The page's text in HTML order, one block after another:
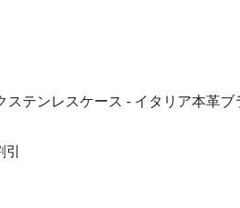
ステンレスケース - イタリア本革